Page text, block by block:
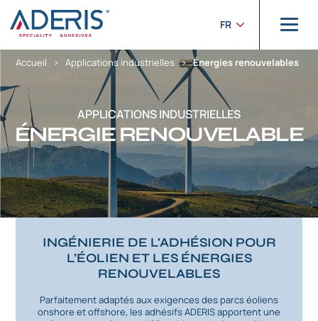
FR
APPLICATIONS INDUSTRIELLES
ÉNERGIE RENOUVELABLE
Accueil >Applications industrielles >Énergies renouvelables
INGÉNIERIE DE L'ADHÉSION POUR
L’ÉOLIEN ET LES ÉNERGIES
RENOUVELABLES
Parfaitement adaptés aux exigences des parcs éoliens
onshore et offshore, les adhésifs ADERIS apportent une